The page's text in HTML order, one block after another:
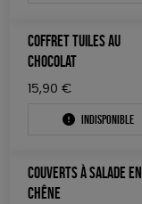
COFFRET TUILES AU
CHOCOLAT
15,90 €
Indisponible
COUVERTS À SALADE EN
CHÊNE